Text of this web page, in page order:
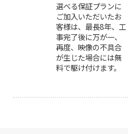
選べる保証プランに
ご加入いただいたお
客様は、最長8年、工
事完了後に万が一、
再度、映像の不具合
が生じた場合には無
料で駆け付けます。